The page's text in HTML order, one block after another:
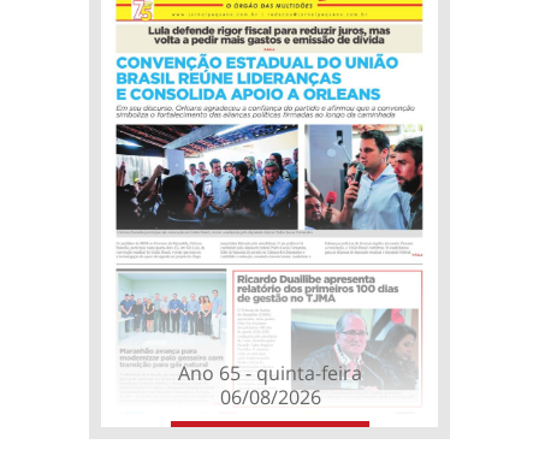
Ano 65 - quinta-feira
06/08/2026